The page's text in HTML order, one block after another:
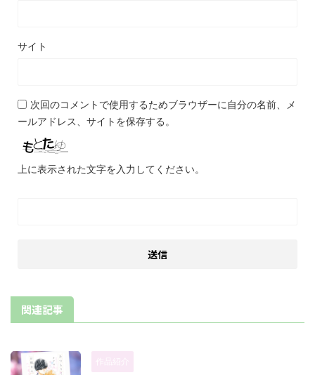
サイト
次回のコメントで使用するためブラウザーに自分の名前、メ
ールアドレス、サイトを保存する。
上に表示された文字を入力してください。
関連記事